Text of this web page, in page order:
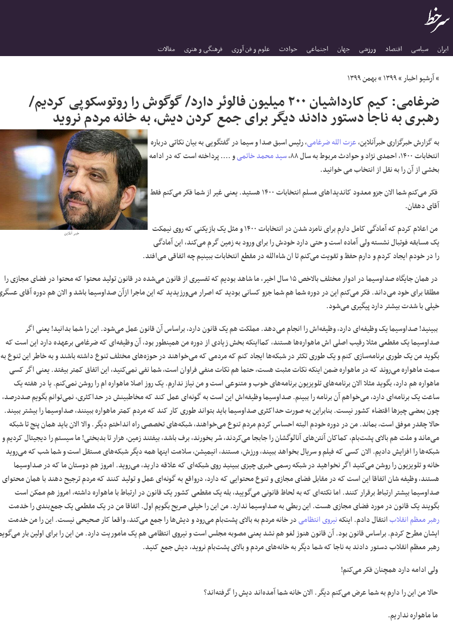
ایران سیاسی اقتصاد ورزشی جهان اجتماعی حوادث علوم و فن آوری فرهنگی و هنری مقالات
»آرشیو اخبار»۱۳۹۹»بهمن ۱۳۹۹
ضرغامی: کیم کارداشیان ۲۰۰ میلیون فالوئر دارد/ گوگوش را روتوسکوپی کردیم/
رهبری به ناجا دستور دادند دیگر برای جمع کردن دیش، به خانه مردم نروید
خبر آنلاین
به گزارش خبرگزاری خبرآنلاین،عزت الله ضرغامی، رئیس اسبق صدا و سیما در گفتگویی به بیان نکاتی درباره
انتخابات ۱۴۰۰، احمدی نژاد و حوادث مربوط به سال ۸۸،
سید محمد خاتمیو .... پرداخته است که در ادامه
بخشی از آن را به نقل از انتخاب می خوانید.
فکر می‌کنم شما الان جزو معدود کاندیداهای مسلم انتخابات ۱۴۰۰ هستید. یعنی غیر از شما فکر می‌کنم فقط
آقای دهقان.
من اعلام کردم که آمادگی کامل دارم برای نامزد شدن در انتخابات ۱۴۰۰ و مثل یک بازیکنی که روی نیمکت
یک مسابقه فوتبال نشسته ولی آماده است و حتی دارد خودش را برای ورود به زمین گرم می‌کند، این آمادگی
را در خودم ایجاد کردم و دارم حفظ و تقویت می‌کنم تا ان شاءالله در مقطع انتخابات ببینیم چه اتفاقی می‌افتد.
در همان جایگاه صداوسیما در ادوار مختلف بالاخص ۱۵ سال اخیر، ما شاهد بودیم که تفسیری از قانون می‌شده در قانون تولید محتوا که محتوا در فضای مجازی را
مطلقا برای خود می‌داند. فکر می‌کنم این در دوره شما هم شما جزو کسانی بودید که اصرار می‌ورزیدید که این ماجرا ازآن صداوسیما باشد و الان هم دوره آقای
خیلی با شدت بیشتر دارد پیگیری می‌شود.
ببینید! صداوسیما یک وظیفه‌ای دارد، وظیفه‌اش را انجام می‌دهد. مملکت هم یک قانون دارد، براساس آن قانون عمل می‌شود. این را شما بدانید! یعنی اگر
صداوسیما یک مقطعی مثلا رقیب اصلی اش ماهواره‌ها هستند، کمااینکه بخش زیادی از دوره من همینطور بود، آن وظیفه‌ای که ضرغامی برعهده دارد این است که
بگوید من یک طوری برنامه‌سازی کنم و یک طوری تکثر در شبکه‌ها ایجاد کنم که مردمی که می‌خواهند در حوزه‌های مختلف تنوع داشته باشند و به خاطر این تنوع به
سمت ماهواره می‌روند که در ماهواره ضمن اینکه نکات مثبت هست، حتما هم نکات منفی فراوان است، شما نفی نمی‌کنید، این اتفاق کمتر بیفتد. یعنی اگر کسی
ماهواره هم دارد، بگوید مثلا الان برنامه‌های تلویزیون برنامه‌های خوب و متنوعی است و من نیاز ندارم. یک روز اصلا ماهواره ام را روشن نمی‌کنم. یا در هفته یک
ساعت یک برنامه‌ای دارد، می‌خواهم آن برنامه را ببینم. صداوسیما وظیفه‌اش این است به گونه‌ای عمل کند که مخاطبینش در حداکثری، نمی‌توانم بگویم صددرصد،
چون بعضی چیزها اقتضاء کشور نیست. بنابراین به صورت حداکثری صداوسیما باید بتواند طوری کار کند که مردم کمتر ماهواره ببینند، صداوسیما را بیشتر ببیند.
حالا چقدر موفق است، بماند. من در دوره خودم البته احساس کردم مردم تنوع می‌خواهند، شبکه‌های تخصصی راه انداختم دیگر. والا الان باید همان پنج تا شبکه
می‌ماند و ملت هم بالای پشت‌بام، کماکان آنتن‌های آنالوگشان را جابجا می‌کردند، سُر بخورند، برف باشد، بیفتند زمین، هزار تا بدبختی! ما سیستم را دیجیتال کردیم و
شبکه‌ها را افزایش دادیم. الان کسی که فیلم و سریال بخواهد ببیند، ورزش، مستند، انیمیشن، سلامت اینها همه دیگر شبکه‌های مستقل است و شما شب که می‌روید
خانه و تلویزیون را روشن می‌کنید اگر نخواهید در شبکه رسمی خبری چیزی ببینید روی شبکه‌ای که علاقه دارید، می‌روید. امروز هم دوستان ما که در صداوسیما
هستند، وظیفه شان اتفاقا این است که در مقابل فضای مجازی و تنوع محتوایی که دارد، درواقع به گونه‌ای عمل و تولید کنند که مردم ترجیح دهند با همان محتوای
صداوسیما بیشتر ارتباط برقرار کنند. اما نکته‌ای که به لحاظ قانونی می‌گویید، بله یک مقطعی کشور یک قانون در ارتباط با ماهواره داشته، امروز هم ممکن است
بگویند یک قانون در مورد فضای مجازی هست. این ربطی به صداوسیما ندارد. من این را خیلی صریح بگویم اول. اتفاقا من در یک مقطعی یک جمع‌بندی را خدمت
رهبر معظم انقلابانتقال دادم. اینکهنیروی انتظامیدر خانه مردم به بالای پشت‌بام می‌رود و دیش‌ها را جمع می‌کند، واقعا کار صحیحی نیست. این را من خدمت
ایشان مطرح کردم. براساس قانون بود. آن قانون هنوز لغو هم نشد یعنی مصوبه مجلس است و نیروی انتظامی هم یک ماموریت دارد. من این را برای اولین بار
رهبر معظم انقلاب دستور دادند به ناجا که شما دیگر به خانه‌های مردم و بالای پشت‌بام نروید، دیش جمع کنید.
ولی ادامه دارد همچنان فکر می‌کنم!
حالا من این را دارم به شما عرض می‌کنم دیگر. الان خانه شما آمده‌اند دیش را گرفته‌اند؟
ما ماهواره نداریم.